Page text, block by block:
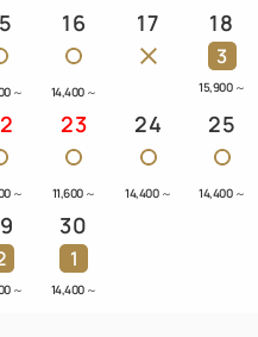
～
16
14,400 ～
17 18
3
15,900 ～
～
23
11,600 ～
24
14,400 ～
25
14,400 ～
～
30
1
14,400 ～